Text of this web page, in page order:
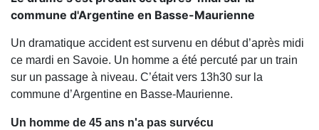
commune d'Argentine en Basse-Maurienne
Un dramatique accident est survenu en début d’après midi
ce mardi en Savoie. Un homme a été percuté par un train
sur un passage à niveau. C’était vers 13h30 sur la
commune d’Argentine en Basse-Maurienne.
Un homme de 45 ans n'a pas survécu